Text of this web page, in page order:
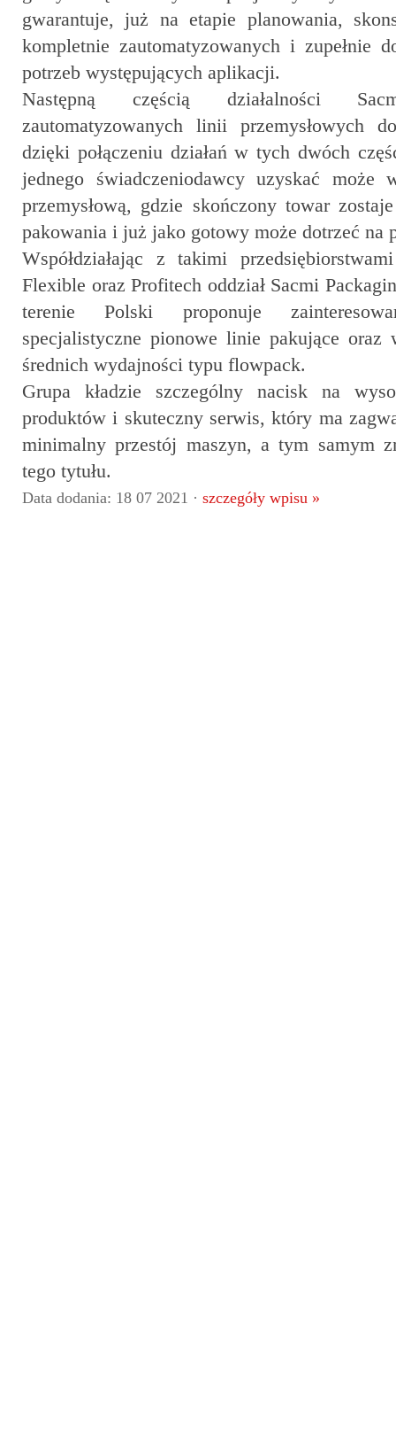
gwarantuje, już na etapie planowania,
kompletnie zautomatyzowanych i zupełnie
potrzeb występujących aplikacji.
Następną częścią działalności
zautomatyzowanych linii przemysłowych
dzięki połączeniu działań w tych dwóch
jednego świadczeniodawcy uzyskać może
przemysłową, gdzie skończony towar
pakowania i już jako gotowy może dotrzeć na
Współdziałając z takimi
Flexible oraz Profitech oddział Sacmi
terenie Polski proponuje
specjalistyczne pionowe linie pakujące oraz
średnich wydajności typu flowpack.
Grupa kładzie szczególny nacisk na
produktów i skuteczny serwis, który ma
minimalny przestój maszyn, a tym samym
tego tytułu.
Data dodania: 18 07 2021 · szczegóły wpisu »